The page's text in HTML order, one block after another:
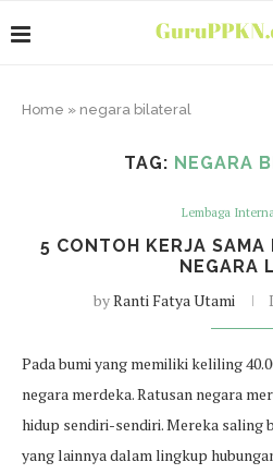
Home » negara bilateral
TAG: NEGARA
Lembaga
5 CONTOH KERJA
NEGARA
byRanti Fatya Utami
Pada bumi yang memiliki keliling
negara merdeka. Ratusan negara
hidup sendiri-sendiri. Mereka saling
yang lainnya dalam lingkup